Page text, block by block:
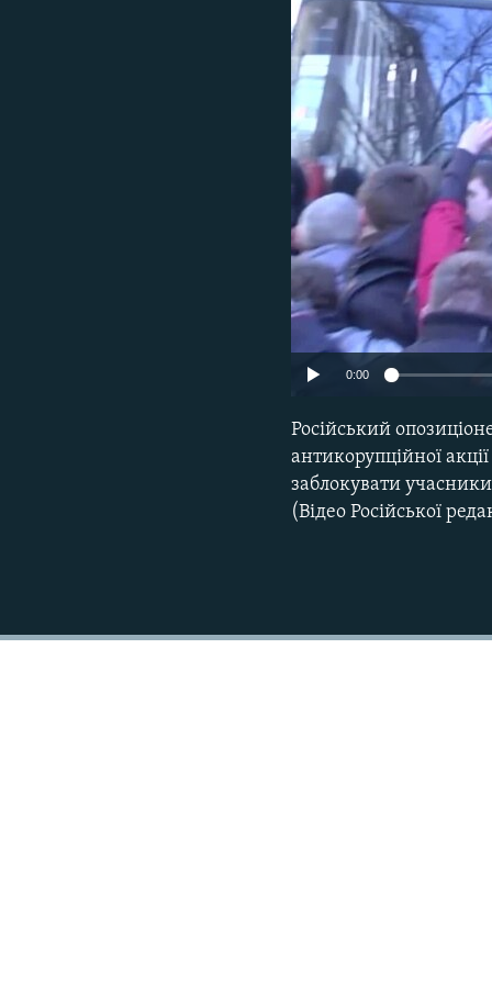
0:00
Російський
антикорупційної
заблокувати учасники
(Відео Російської